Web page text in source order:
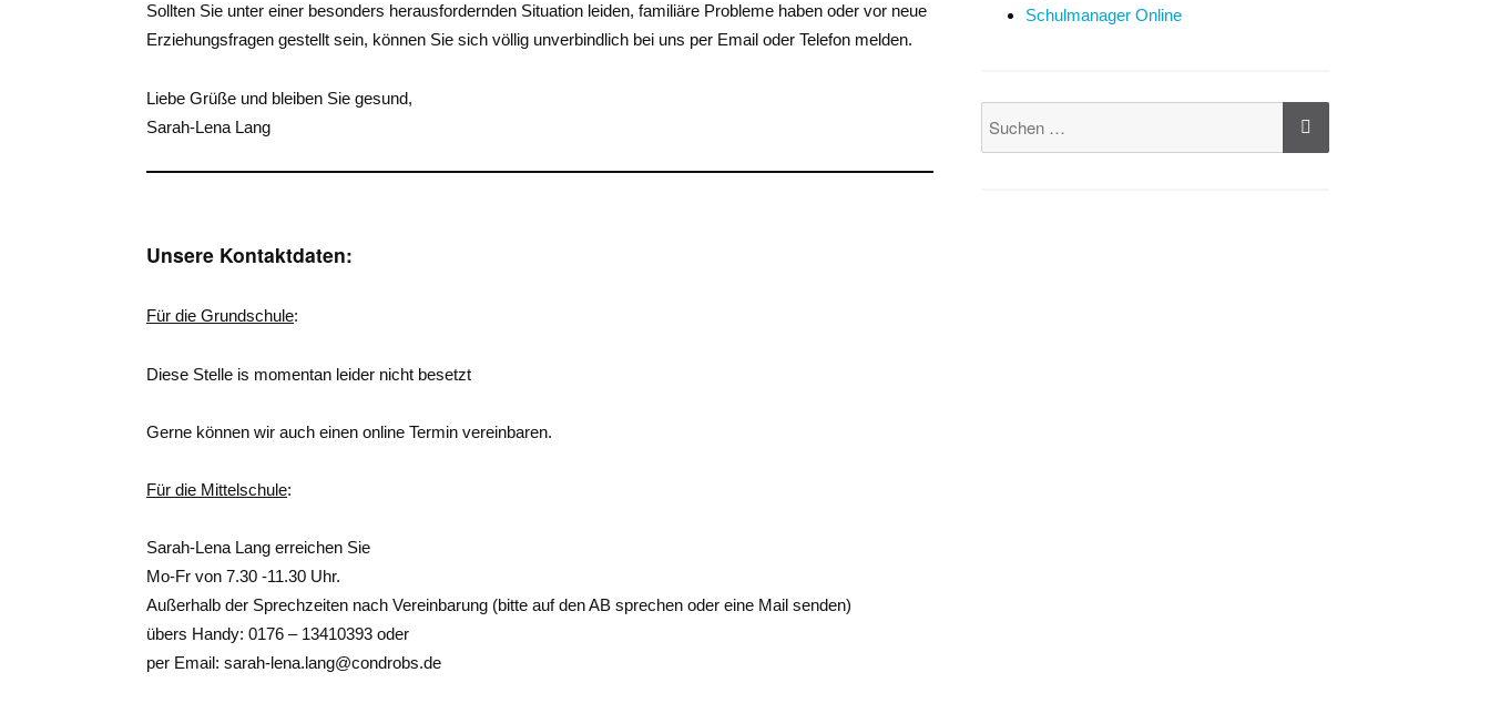
Sollten Sie unter einer besonders herausfordernden Situation leiden, familiäre Probleme haben oder vor neue
Erziehungsfragen gestellt sein, können Sie sich völlig unverbindlich bei uns per Email oder Telefon melden.
Liebe Grüße und bleiben Sie gesund,
Sarah-Lena Lang
Unsere Kontaktdaten:
Für die Grundschule:
Diese Stelle is momentan leider nicht besetzt
Gerne können wir auch einen online Termin vereinbaren.
Für die Mittelschule:
Sarah-Lena Lang erreichen Sie
Mo-Fr von 7.30 -11.30 Uhr.
Außerhalb der Sprechzeiten nach Vereinbarung (bitte auf den AB sprechen oder eine Mail senden)
übers Handy: 0176 – 13410393 oder
per Email: sarah-lena.lang@condrobs.de
Schulmanager Online